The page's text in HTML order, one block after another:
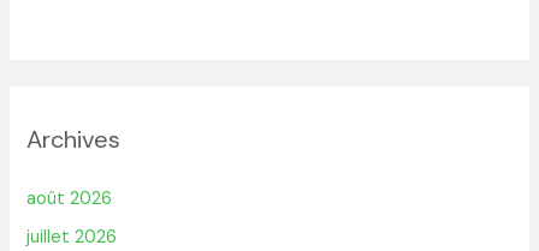
Archives
août 2026
juillet 2026